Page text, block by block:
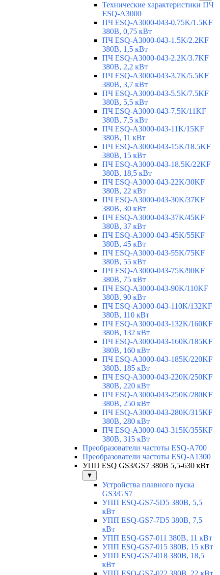
Технические характеристики ПЧ
ESQ-A3000
ПЧ ESQ-A3000-043-0.75K/1.5KF
380В, 0,75 кВт
ПЧ ESQ-A3000-043-1.5K/2.2KF
380В, 1,5 кВт
ПЧ ESQ-A3000-043-2.2K/3.7KF
380В, 2,2 кВт
ПЧ ESQ-A3000-043-3.7K/5.5KF
380В, 3,7 кВт
ПЧ ESQ-A3000-043-5.5K/7.5KF
380В, 5,5 кВт
ПЧ ESQ-A3000-043-7.5K/11KF
380В, 7,5 кВт
ПЧ ESQ-A3000-043-11K/15KF
380В, 11 кВт
ПЧ ESQ-A3000-043-15K/18.5KF
380В, 15 кВт
ПЧ ESQ-A3000-043-18.5K/22KF
380В, 18,5 кВт
ПЧ ESQ-A3000-043-22K/30KF
380В, 22 кВт
ПЧ ESQ-A3000-043-30K/37KF
380В, 30 кВт
ПЧ ESQ-A3000-043-37K/45KF
380В, 37 кВт
ПЧ ESQ-A3000-043-45K/55KF
380В, 45 кВт
ПЧ ESQ-A3000-043-55K/75KF
380В, 55 кВт
ПЧ ESQ-A3000-043-75K/90KF
380В, 75 кВт
ПЧ ESQ-A3000-043-90K/110KF
380В, 90 кВт
ПЧ ESQ-A3000-043-110K/132KF
380В, 110 кВт
ПЧ ESQ-A3000-043-132K/160KF
380В, 132 кВт
ПЧ ESQ-A3000-043-160K/185KF
380В, 160 кВт
ПЧ ESQ-A3000-043-185K/220KF
380В, 185 кВт
ПЧ ESQ-A3000-043-220K/250KF
380В, 220 кВт
ПЧ ESQ-A3000-043-250K/280KF
380В, 250 кВт
ПЧ ESQ-A3000-043-280K/315KF
380В, 280 кВт
ПЧ ESQ-A3000-043-315K/355KF
380В, 315 кВт
Преобразователи частоты ESQ-A700
Преобразователи частоты ESQ-A1300
УПП ESQ GS3/GS7 380В 5,5-630 кВт
▼
Устройства плавного пуска
GS3/GS7
УПП ESQ-GS7-5D5 380В, 5,5
кВт
УПП ESQ-GS7-7D5 380В, 7,5
кВт
УПП ESQ-GS7-011 380В, 11 кВт
УПП ESQ-GS7-015 380В, 15 кВт
УПП ESQ-GS7-018 380В, 18,5
кВт